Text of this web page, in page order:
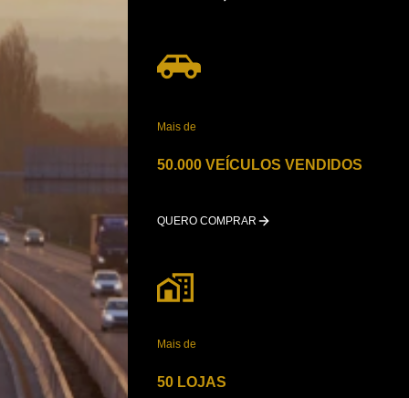
Mais de
50.000 VEÍCULOS VENDIDOS
QUERO COMPRAR
Mais de
50 LOJAS